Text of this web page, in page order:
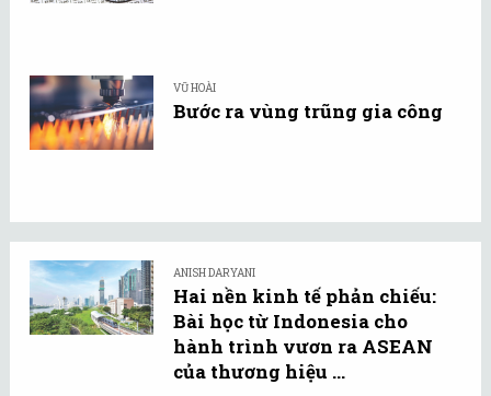
VŨ HOÀI
Bước ra vùng trũng gia công
ANISH DARYANI
Hai nền kinh tế phản chiếu:
Bài học từ Indonesia cho
hành trình vươn ra ASEAN
của thương hiệu ...